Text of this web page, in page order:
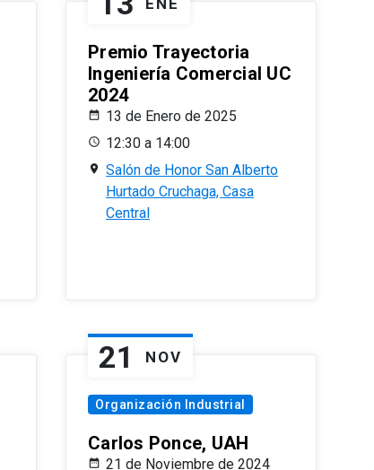
ENE
Premio Trayectoria
Ingeniería Comercial UC
2024
13 de Enero de 2025
12:30 a 14:00
Salón de Honor San Alberto
Hurtado Cruchaga, Casa
Central
21 NOV
Organización Industrial
Carlos Ponce, UAH
21 de Noviembre de 2024